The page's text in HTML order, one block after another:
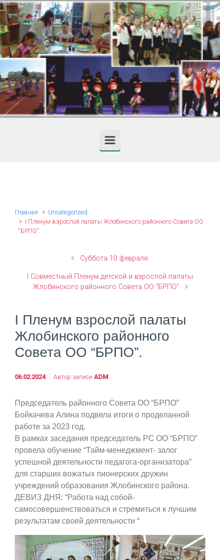
Skip to main content
Главная
Uncategorized
I Пленум взрослой палаты Жлобинского районного Совета ОО
“БРПО”.
Суббота 10 февраля
I Совместный Пленум детской и взрослой палаты
Жлобинского районного Совета ОО “БРПО”
I Пленум взрослой палаты
Жлобинского районного
Совета ОО “БРПО”.
06.02.2024 Автор записи ADM
Председатель районного Совета ОО “БРПО”
Бойкачева Алина подвела итоги о проделанной
работе за 2023 год.
В рамках заседания председатель РС ОО “БРПО”
провела обучение “Тайм-менеджмент- залог
успешной деятельности педагога-организатора”
для старших вожатых пионерских дружин
учреждений образования Жлобинского района.
ДЕВИЗ ДНЯ: “Работа над собой-
самосовершенствоваться и стремиться к лучшим
результатам своей деятельности “